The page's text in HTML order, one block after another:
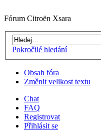
Fórum Citroën Xsara
Pokročilé hledání
Obsah fóra
Změnit velikost textu
Chat
FAQ
Registrovat
Přihlásit se